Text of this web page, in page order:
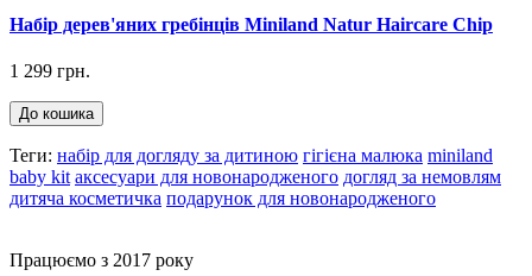
Набір дерев'яних гребінців Miniland Natur Haircare Chip
1 299 грн.
До кошика
Теги: набір для догляду за дитиною гігієна малюка miniland
baby kit аксесуари для новонародженого догляд за немовлям
дитяча косметичка подарунок для новонародженого
Працюємо з 2017 року